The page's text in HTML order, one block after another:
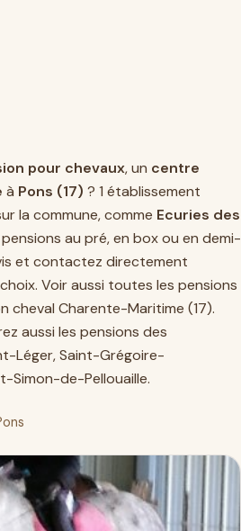
pour chevaux, un centre
à Pons (17) ? 1 établissement
la commune, comme Ecuries des
au pré, en box ou en demi-
et contactez directement
Voir aussi toutes les pensions
cheval Charente-Maritime (17).
aussi les pensions des
Léger,Saint-Grégoire-
Simon-de-Pellouaille.